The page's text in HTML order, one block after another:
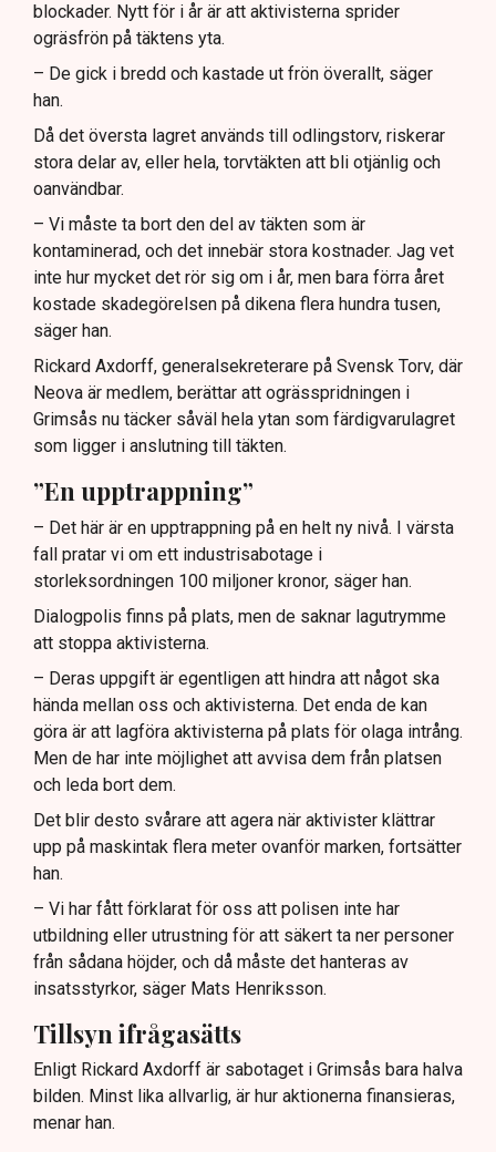
blockader. Nytt för i år är att aktivisterna sprider
ogräsfrön på täktens yta.
– De gick i bredd och kastade ut frön överallt, säger
han.
Då det översta lagret används till odlingstorv, riskerar
stora delar av, eller hela, torvtäkten att bli otjänlig och
oanvändbar.
– Vi måste ta bort den del av täkten som är
kontaminerad, och det innebär stora kostnader. Jag vet
inte hur mycket det rör sig om i år, men bara förra året
kostade skadegörelsen på dikena flera hundra tusen,
säger han.
Rickard Axdorff, generalsekreterare på Svensk Torv, där
Neova är medlem, berättar att ogrässpridningen i
Grimsås nu täcker såväl hela ytan som färdigvarulagret
som ligger i anslutning till täkten.
”En upptrappning”
– Det här är en upptrappning på en helt ny nivå. I värsta
fall pratar vi om ett industrisabotage i
storleksordningen 100 miljoner kronor, säger han.
Dialogpolis finns på plats, men de saknar lagutrymme
att stoppa aktivisterna.
– Deras uppgift är egentligen att hindra att något ska
hända mellan oss och aktivisterna. Det enda de kan
göra är att lagföra aktivisterna på plats för olaga intrång.
Men de har inte möjlighet att avvisa dem från platsen
och leda bort dem.
Det blir desto svårare att agera när aktivister klättrar
upp på maskintak flera meter ovanför marken, fortsätter
han.
– Vi har fått förklarat för oss att polisen inte har
utbildning eller utrustning för att säkert ta ner personer
från sådana höjder, och då måste det hanteras av
insatsstyrkor, säger Mats Henriksson.
Tillsyn ifrågasätts
Enligt Rickard Axdorff är sabotaget i Grimsås bara halva
bilden. Minst lika allvarlig, är hur aktionerna finansieras,
menar han.